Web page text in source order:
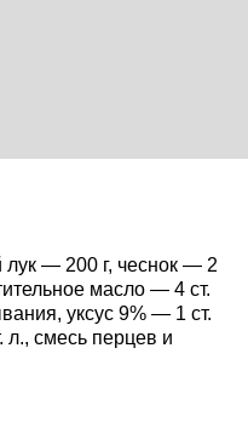
— 200 г, чеснок — 2
масло — 4 ст.
уксус 9% — 1 ст.
л., смесь перцев и